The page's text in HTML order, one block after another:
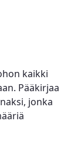
kaikki
Pääkirjaa
jonka